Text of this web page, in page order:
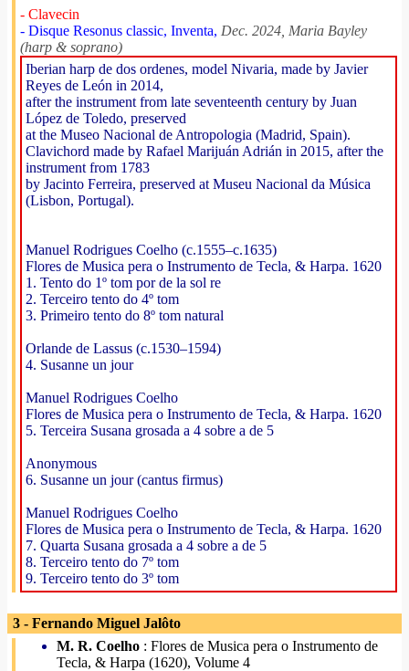
- Clavecin
- Disque Resonus classic, Inventa, Dec. 2024, Maria Bayley
(harp & soprano)
Iberian harp de dos ordenes, model Nivaria, made by Javier
Reyes de León in 2014,
after the instrument from late seventeenth century by Juan
López de Toledo, preserved
at the Museo Nacional de Antropologia (Madrid, Spain).
Clavichord made by Rafael Marijuán Adrián in 2015, after the
instrument from 1783
by Jacinto Ferreira, preserved at Museu Nacional da Música
(Lisbon, Portugal).
Manuel Rodrigues Coelho (c.1555–c.1635)
Flores de Musica pera o Instrumento de Tecla, & Harpa. 1620
1. Tento do 1º tom por de la sol re
2. Terceiro tento do 4º tom
3. Primeiro tento do 8º tom natural
Orlande de Lassus (c.1530–1594)
4. Susanne un jour
Manuel Rodrigues Coelho
Flores de Musica pera o Instrumento de Tecla, & Harpa. 1620
5. Terceira Susana grosada a 4 sobre a de 5
Anonymous
6. Susanne un jour (cantus firmus)
Manuel Rodrigues Coelho
Flores de Musica pera o Instrumento de Tecla, & Harpa. 1620
7. Quarta Susana grosada a 4 sobre a de 5
8. Terceiro tento do 7º tom
9. Terceiro tento do 3º tom
3 - Fernando Miguel Jalôto
M. R. Coelho : Flores de Musica pera o Instrumento de
Tecla, & Harpa (1620), Volume 4